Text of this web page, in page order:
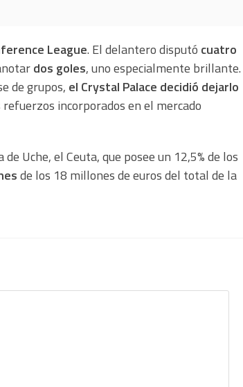
League. El delantero disputó cuatro
dos goles, uno especialmente brillante.
de grupos, el Crystal Palace decidió dejarlo
incorporados en el mercado
Uche, el Ceuta, que posee un 12,5% de los
de los 18 millones de euros del total de la